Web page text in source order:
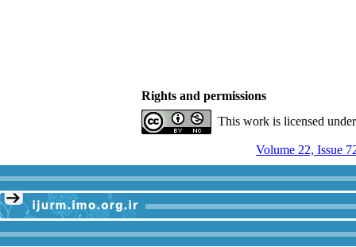
Rights and permissions
This work is licensed
Volume 22, Issue